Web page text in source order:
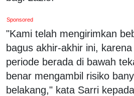
Sponsored
"Kami telah mengirimkan
bagus akhir-akhir ini,
periode berada di bawah
benar mengambil risiko
belakang," kata Sarri kepada